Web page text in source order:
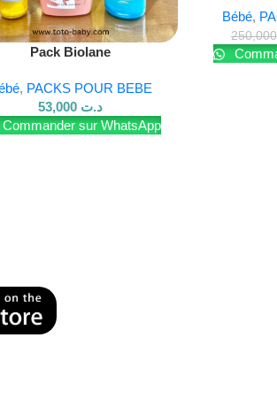
SuitePack Biolane
, PACKS POUR BEBE
د.ت
Commander sur WhatsApp
Bébé,